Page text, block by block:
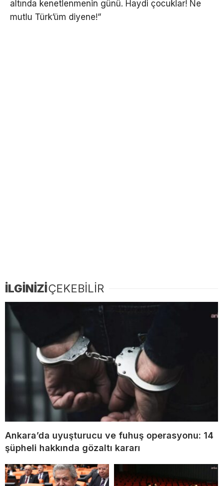
altında kenetlenmenin günü. Haydi çocuklar! Ne
mutlu Türk’üm diyene!”
İLGİNİZİÇEKEBİLİR
Ankara’da uyuşturucu ve fuhuş operasyonu: 14
şüpheli hakkında gözaltı kararı